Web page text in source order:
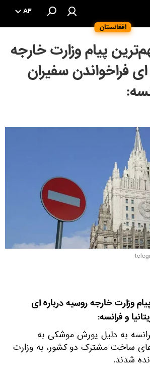
افغانستان
AF
پیام وزارت خارجه
ای فراخواندن سفیران
وزارت خارجه روسیه درباره ای
و فرانسه:
به دلیل یورش موشکی به
ساخت مشترک دو کشور، به وزارت
شدند.